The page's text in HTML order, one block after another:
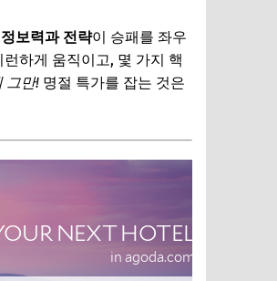
정보력과 전략이 승패를 좌우
하게 움직이고, 몇 가지 핵
그만! 명절 특가를 잡는 것은